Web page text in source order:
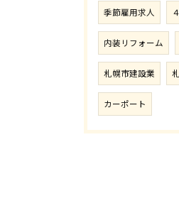
季節雇用求人
内装リフォーム
札幌市建設業
カーポート